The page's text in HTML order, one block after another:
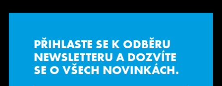
PŘIHLASTE SE K ODBĚRU
NEWSLETTERUA DOZVÍTE
SE O VŠECH NOVINKÁCH.